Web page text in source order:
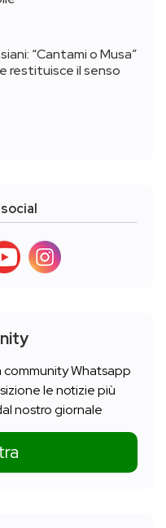
“Cantami o Musa”
restituisce il senso
Whatsapp
le notizie più
nostro giornale